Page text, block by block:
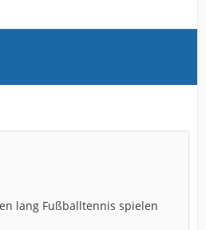
lang Fußballtennis spielen